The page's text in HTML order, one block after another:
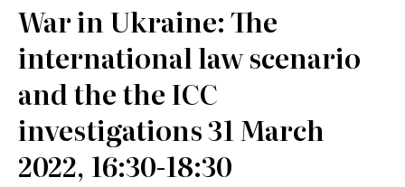
War in Ukraine: The
international law scenario
and the the ICC
investigations 31 March
2022, 16:30-18:30